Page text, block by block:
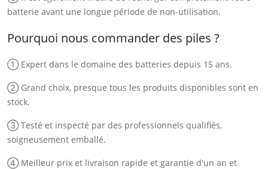
batterie avant une longue période de non-utilisation.
Pourquoi nous commander des piles ?
① Expert dans le domaine des batteries depuis 15 ans.
② Grand choix, presque tous les produits disponibles sont en
stock.
③ Testé et inspecté par des professionnels qualifiés,
soigneusement emballé.
④ Meilleur prix et livraison rapide et garantie d'un an et